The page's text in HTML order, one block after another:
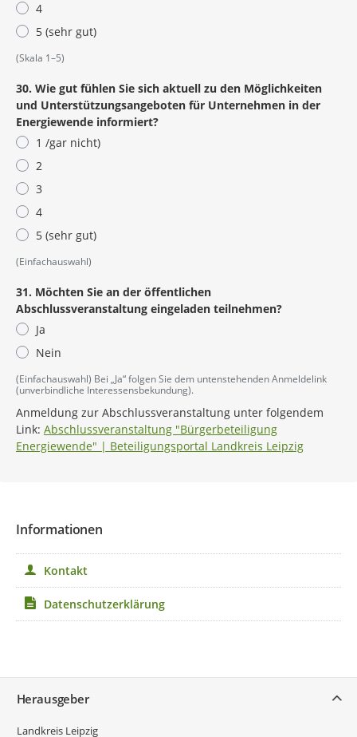
4
5 (sehr gut)
(Skala 1–5)
30. Wie gut fühlen Sie sich aktuell zu den Möglichkeiten
und Unterstützungsangeboten für Unternehmen in der
Energiewende informiert?
1 /gar nicht)
2
3
4
5 (sehr gut)
(Einfachauswahl)
31. Möchten Sie an der öffentlichen
Abschlussveranstaltung eingeladen teilnehmen?
Ja
Nein
(Einfachauswahl) Bei „Ja“ folgen Sie dem untenstehenden Anmeldelink
(unverbindliche Interessensbekundung).
Anmeldung zur Abschlussveranstaltung unter folgendem
Link: Abschlussveranstaltung "Bürgerbeteiligung
Energiewende" | Beteiligungsportal Landkreis Leipzig
Informationen
Kontakt
Datenschutzerklärung
Herausgeber
Landkreis Leipzig